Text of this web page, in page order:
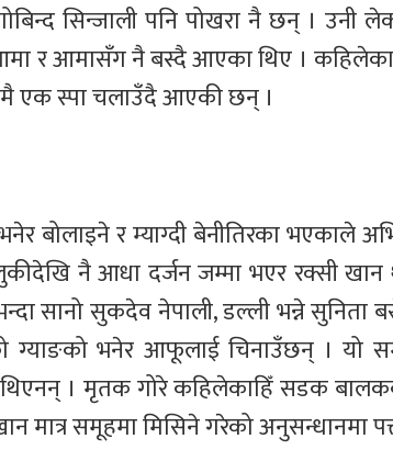
सिन्जाली पनि पोखरा नै छन् । उनी
र आमासँग नै बस्दै आएका थिए ।
एक स्पा चलाउँदै आएकी छन् ।
र म्याग्दी बेनीतिरका भएकाले
नै आधा दर्जन जम्मा भएर रक्सी
सानो सुकदेव नेपाली, डल्ली भन्ने सुनिता
ग्याङको भनेर आफूलाई चिनाउँछन् । यो
। मृतक गोरे कहिलेकाहिँ सडक
समूहमा मिसिने गरेको अनुसन्धानमा